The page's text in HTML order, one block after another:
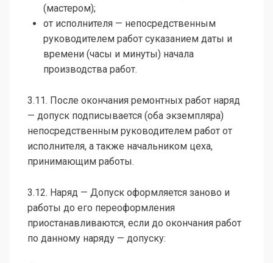
(мастером);
от исполнителя — непосредственным
руководителем работ суказанием даты и
времени (часы и минуты) начала
производства работ.
3.11. После окончания ремонтных работ наряд
— допуск подписывается (оба экземпляра)
непосредственным руководителем работ от
исполнителя, а также начальником цеха,
принимающим работы.
3.12. Наряд — Допуск оформляется заново и
работы до его переоформления
приостанавливаются‚ если до окончания работ
по данному наряду — допуску: